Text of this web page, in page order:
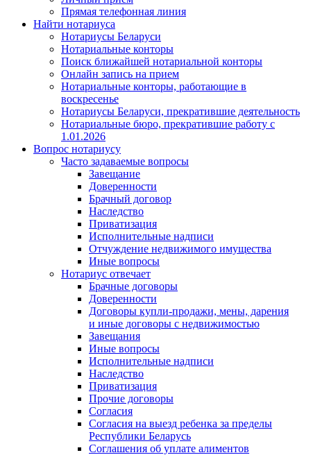
Прямая телефонная линия
Найти нотариуса
Нотариусы Беларуси
Нотариальные конторы
Поиск ближайшей нотариальной конторы
Онлайн запись на прием
Нотариальные конторы, работающие в
воскресенье
Нотариусы Беларуси, прекратившие деятельность
Нотариальные бюро, прекратившие работу с
1.01.2026
Вопрос нотариусу
Часто задаваемые вопросы
Завещание
Доверенности
Брачный договор
Наследство
Приватизация
Исполнительные надписи
Отчуждение недвижимого имущества
Иные вопросы
Нотариус отвечает
Брачные договоры
Доверенности
Договоры купли-продажи, мены, дарения
и иные договоры с недвижимостью
Завещания
Иные вопросы
Исполнительные надписи
Наследство
Приватизация
Прочие договоры
Согласия
Согласия на выезд ребенка за пределы
Республики Беларусь
Соглашения об уплате алиментов